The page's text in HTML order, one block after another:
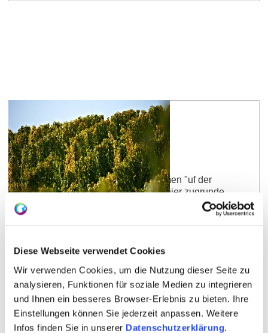
Diese Webseite verwendet Cookies
Wir verwenden Cookies, um die Nutzung dieser Seite zu
analysieren, Funktionen für soziale Medien zu integrieren
und Ihnen ein besseres Browser-Erlebnis zu bieten. Ihre
Einstellungen können Sie jederzeit anpassen. Weitere
Infos finden Sie in unserer Datenschutzerklärung.
Dalsheimer Steig
Die Lage wurde 1346 mit dem Namen "uf der
steygen" urkundlich erwähnt. Das hier zugrunde
liegende Wort ist mittelhochdeitsch steig = steiler
Anstieg.